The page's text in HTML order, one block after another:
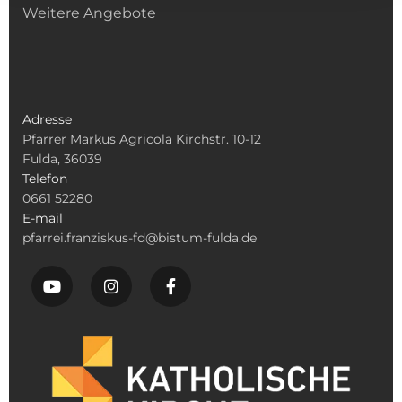
Weitere Angebote
Adresse
Pfarrer Markus Agricola Kirchstr. 10-12
Fulda, 36039
Telefon
0661 52280
E-mail
pfarrei.franziskus-fd@bistum-fulda.de